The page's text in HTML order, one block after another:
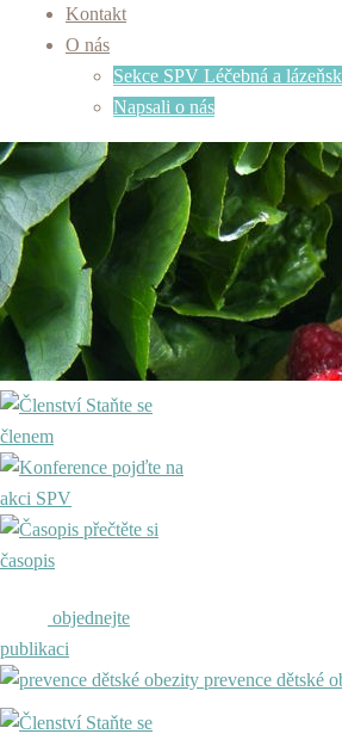
Kontakt
O nás
Sekce SPV Léčebná a
Napsali o nás
Staňte se
členem
pojďte na
akci SPV
přečtěte si
časopis
objednejte
publikaci
prevence dětské
Staňte se